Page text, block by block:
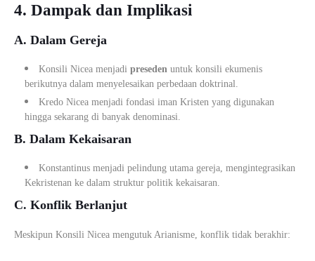
4. Dampak dan Implikasi
A. Dalam Gereja
Konsili Nicea menjadi preseden untuk konsili ekumenis
berikutnya dalam menyelesaikan perbedaan doktrinal.
Kredo Nicea menjadi fondasi iman Kristen yang digunakan
hingga sekarang di banyak denominasi.
B. Dalam Kekaisaran
Konstantinus menjadi pelindung utama gereja, mengintegrasikan
Kekristenan ke dalam struktur politik kekaisaran.
C. Konflik Berlanjut
Meskipun Konsili Nicea mengutuk Arianisme, konflik tidak berakhir: